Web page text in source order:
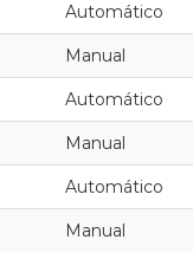
Automático
Manual
Automático
Manual
Automático
Manual